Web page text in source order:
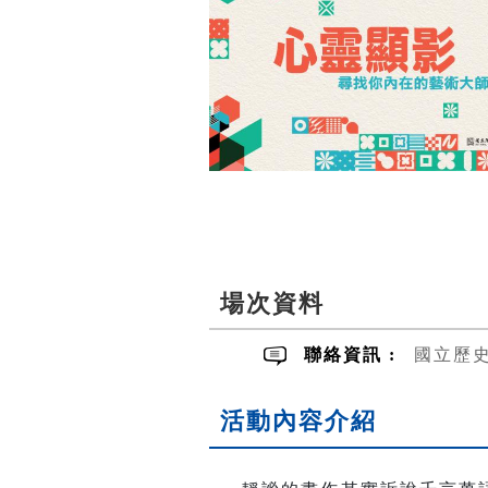
場次資料
聯絡資訊 : 國立歷
活動內容介紹